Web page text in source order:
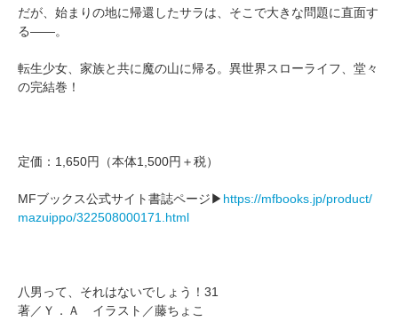
だが、始まりの地に帰還したサラは、そこで大きな問題に直面す
る――。
転生少女、家族と共に魔の山に帰る。異世界スローライフ、堂々
の完結巻！
定価：1,650円（本体1,500円＋税）
MFブックス公式サイト書誌ページ▶ https://mfbooks.jp/product/
mazuippo/322508000171.html
八男って、それはないでしょう！31
著／Ｙ．Ａ イラスト／藤ちょこ